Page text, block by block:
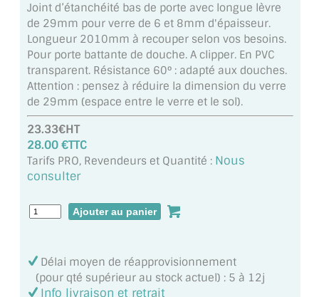
LOTS DE MIROIRS EN MOZAÏQUE
MIROIR POUR PORTE
MIROIR DE SALLE DE BAIN
MIROIR PAROI DE DOUCHE
MIROIR POUR SALLE DE SPORT
MIROIR POUR SALLE DE DANSE
MIROIR ENCADRÉ
VERRE SUR MESURE
Joint d’étanchéité bas de porte avec longue lèvre
de 29mm pour verre de 6 et 8mm d'épaisseur.
Longueur 2010mm à recouper selon vos besoins.
Pour porte battante de douche. A clipper. En PVC
transparent. Résistance 60° : adapté aux douches.
Attention : pensez à réduire la dimension du verre
de 29mm (espace entre le verre et le sol).
23.33€HT
28.00 €TTC
Tarifs PRO, Revendeurs et Quantité : Nous
consulter
Délai moyen de réapprovisionnement
(pour qté supérieur au stock actuel) : 5 à 12j
Info livraison et retrait